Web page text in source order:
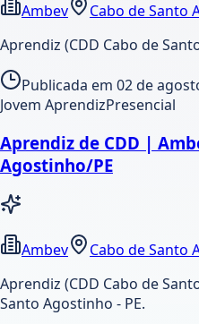
Ambev
Cabo de Santo
Aprendiz (CDD Cabo de
Publicada em 02 de
Jovem AprendizPresencial
Aprendiz de CDD |
Agostinho/PE
Ambev
Cabo de Santo
Aprendiz (CDD Cabo de
Santo Agostinho - PE.